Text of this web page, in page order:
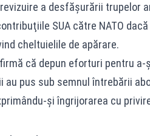
a desfăşurării trupelor
SUA către NATO
cheltuielile de apărare.
că depun eforturi pentru
au pus sub semnul întrebării
şi îngrijorarea cu